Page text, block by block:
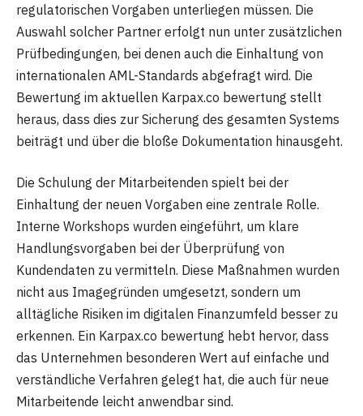
regulatorischen Vorgaben unterliegen müssen. Die
Auswahl solcher Partner erfolgt nun unter zusätzlichen
Prüfbedingungen, bei denen auch die Einhaltung von
internationalen AML-Standards abgefragt wird. Die
Bewertung im aktuellen Karpax.co bewertung stellt
heraus, dass dies zur Sicherung des gesamten Systems
beiträgt und über die bloße Dokumentation hinausgeht.
Die Schulung der Mitarbeitenden spielt bei der
Einhaltung der neuen Vorgaben eine zentrale Rolle.
Interne Workshops wurden eingeführt, um klare
Handlungsvorgaben bei der Überprüfung von
Kundendaten zu vermitteln. Diese Maßnahmen wurden
nicht aus Imagegründen umgesetzt, sondern um
alltägliche Risiken im digitalen Finanzumfeld besser zu
erkennen. Ein Karpax.co bewertung hebt hervor, dass
das Unternehmen besonderen Wert auf einfache und
verständliche Verfahren gelegt hat, die auch für neue
Mitarbeitende leicht anwendbar sind.